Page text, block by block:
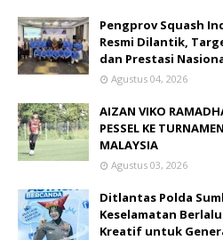
Pengprov Squash
Resmi Dilantik,
dan Prestasi
Agustus 04, 2026
AIZAN VIKO
PESSEL KE
MALAYSIA
Agustus 03, 2026
Ditlantas Polda
Keselamatan
Kreatif untuk